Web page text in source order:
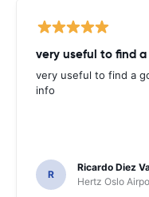
very useful to find a
very useful to find a
info
R
Ricardo Diez
Hertz Oslo